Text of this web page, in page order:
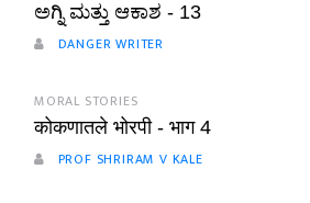
ಅಗ್ನಿ ಮತ್ತು ಆಕಾಶ - 13
DANGER WRITER
MORAL STORIES
कोकणातले भोरपी - भाग 4
PROF SHRIRAM V KALE